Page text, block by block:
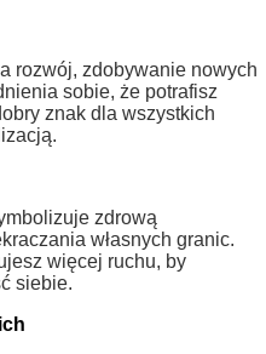
rozwój, zdobywanie nowych
sobie, że potrafisz
znak dla wszystkich
zdrową
własnych granic.
więcej ruchu, by
siebie.